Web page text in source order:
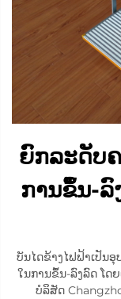
ຍົກລະດັບ
ການຂຶ້ນ-ລົ
ບັນໄດຂ້າງໄຟຟ້າເປັນ
ໃນການຂຶ້ນ-ລົງລົດ ໂດ
ບໍລິສັດ